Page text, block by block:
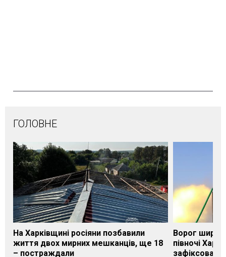
ГОЛОВНЕ
На Харківщині росіяни позбавили
життя двох мирних мешканців, ще 18
– постраждали
Ворог
півночі
зафіксовані